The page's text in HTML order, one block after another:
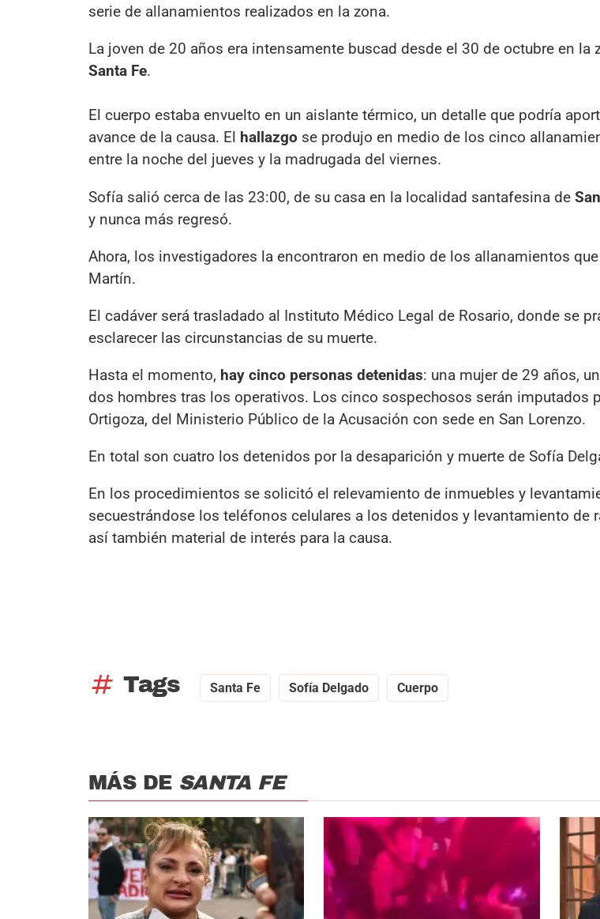
serie de allanamientos realizados en la zona.
La joven de 20 años era intensamente buscad desde el 30 de octubre en la
Santa Fe.
El cuerpo estaba envuelto en un aislante térmico, un detalle que podría
avance de la causa. El hallazgo se produjo en medio de los cinco
entre la noche del jueves y la madrugada del viernes.
Sofía salió cerca de las 23:00, de su casa en la localidad santafesina de
y nunca más regresó.
Ahora, los investigadores la encontraron en medio de los allanamientos
Martín.
El cadáver será trasladado al Instituto Médico Legal de Rosario, donde se
esclarecer las circunstancias de su muerte.
Hasta el momento, hay cinco personas detenidas: una mujer de 29 años,
dos hombres tras los operativos. Los cinco sospechosos serán imputados
Ortigoza, del Ministerio Público de la Acusación con sede en San Lorenzo.
En total son cuatro los detenidos por la desaparición y muerte de Sofía
En los procedimientos se solicitó el relevamiento de inmuebles y
secuestrándose los teléfonos celulares a los detenidos y levantamiento de
así también material de interés para la causa.
tag Tags Santa Fe Sofía Delgado Cuerpo
MÁS DE SANTA FE